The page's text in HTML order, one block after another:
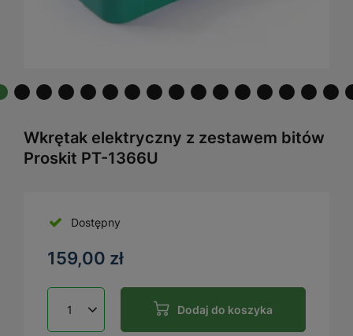
Wkrętak elektryczny z zestawem bitów
Proskit PT-1366U
Dostępny
159,00 zł
Dodaj do koszyka